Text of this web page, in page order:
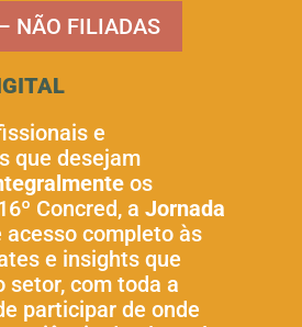
NÃO FILIADAS
e
que desejam
os
Concred, a Jornada
completo às
e insights que
setor, com toda a
participar de onde